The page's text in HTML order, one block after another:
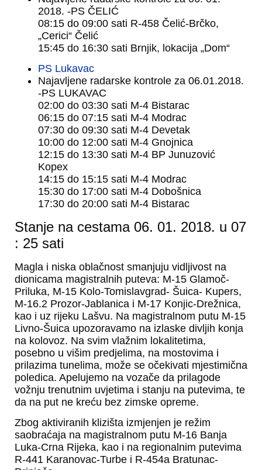
2018. -PS ČELIĆ
08:15 do 09:00 sati R-458 Čelić-Brčko,
„Cerici“ Čelić
15:45 do 16:30 sati Brnjik, lokacija „Dom“
PS Lukavac
Najavljene radarske kontrole za 06.01.2018.
-PS LUKAVAC
02:00 do 03:30 sati M-4 Bistarac
06:15 do 07:15 sati M-4 Modrac
07:30 do 09:30 sati M-4 Devetak
10:00 do 12:00 sati M-4 Gnojnica
12:15 do 13:30 sati M-4 BP Junuzović
Kopex
14:15 do 15:15 sati M-4 Modrac
15:30 do 17:00 sati M-4 Dobošnica
17:30 do 20:00 sati M-4 Bistarac
Stanje na cestama 06. 01. 2018. u 07
: 25 sati
Magla i niska oblačnost smanjuju vidljivost na
dionicama magistralnih puteva: M-15 Glamoč-
Priluka, M-15 Kolo-Tomislavgrad- Šuica- Kupers,
M-16.2 Prozor-Jablanica i M-17 Konjic-Drežnica,
kao i uz rijeku Lašvu. Na magistralnom putu M-15
Livno-Šuica upozoravamo na izlaske divljih konja
na kolovoz. Na svim vlažnim lokalitetima,
posebno u višim predjelima, na mostovima i
prilazima tunelima, može se očekivati mjestimična
poledica. Apelujemo na vozače da prilagode
vožnju trenutnim uvjetima i stanju na putevima, te
da na put ne kreću bez zimske opreme.
Zbog aktiviranih klizišta izmjenjen je režim
saobraćaja na magistralnom putu M-16 Banja
Luka-Crna Rijeka, kao i na regionalnim putevima
R-441 Karanovac-Turbe i R-454a Bratunac-